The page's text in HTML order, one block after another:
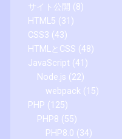
サイト公開 (8)
HTML5 (31)
CSS3 (43)
HTMLとCSS (48)
JavaScript (41)
Node.js (22)
webpack (15)
PHP (125)
PHP8 (55)
PHP8.0 (34)